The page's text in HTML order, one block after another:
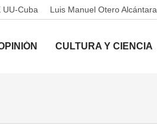
UU-Cuba Luis Manuel Otero Alcántara
CULTURA Y CIENCIA